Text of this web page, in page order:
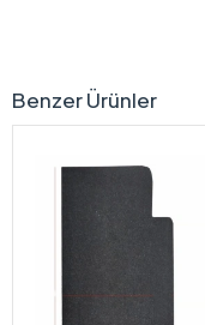
Benzer Ürünler